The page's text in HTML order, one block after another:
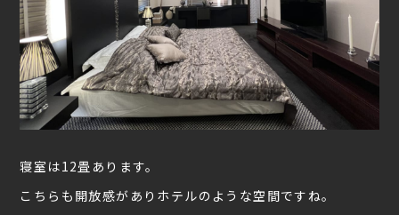
寝室は12畳あります。
こちらも開放感がありホテルのような空間ですね。